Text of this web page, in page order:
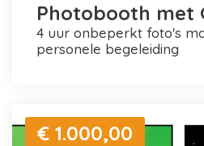
Photobooth met
4 uur onbeperkt foto's maken en printen +
personele begeleiding
€ 1.000,00